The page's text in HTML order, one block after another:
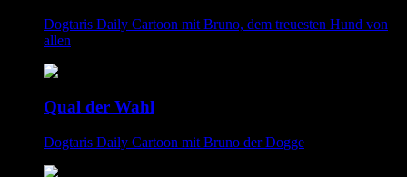
Dogtaris Daily Cartoon mit Bruno, dem treuesten Hund von
allen
Qual der Wahl
Dogtaris Daily Cartoon mit Bruno der Dogge